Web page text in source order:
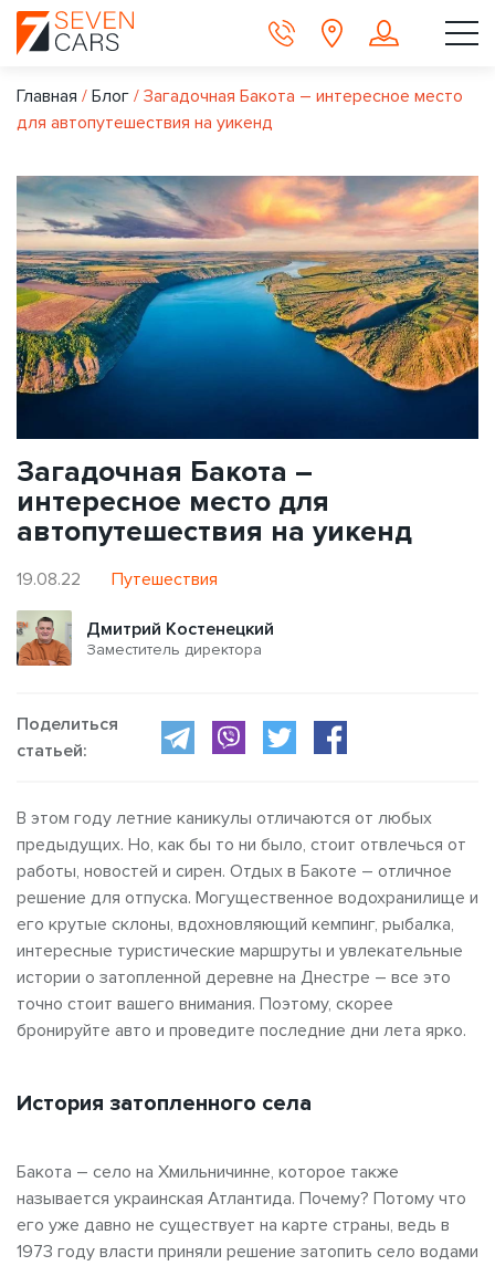
Главная / Блог / Загадочная Бакота – интересное место
для автопутешествия на уикенд
Загадочная Бакота –
интересное место для
автопутешествия на уикенд
19.08.22 Путешествия
Дмитрий Костенецкий
Заместитель директора
Поделиться
статьей:
В этом году летние каникулы отличаются от любых
предыдущих. Но, как бы то ни было, стоит отвлечься от
работы, новостей и сирен. Отдых в Бакоте – отличное
решение для отпуска. Могущественное водохранилище и
его крутые склоны, вдохновляющий кемпинг, рыбалка,
интересные туристические маршруты и увлекательные
истории о затопленной деревне на Днестре – все это
точно стоит вашего внимания. Поэтому, скорее
бронируйте авто и проведите последние дни лета ярко.
История затопленного села
Бакота – село на Хмильничинне, которое также
называется украинская Атлантида. Почему? Потому что
его уже давно не существует на карте страны, ведь в
1973 году власти приняли решение затопить село водами